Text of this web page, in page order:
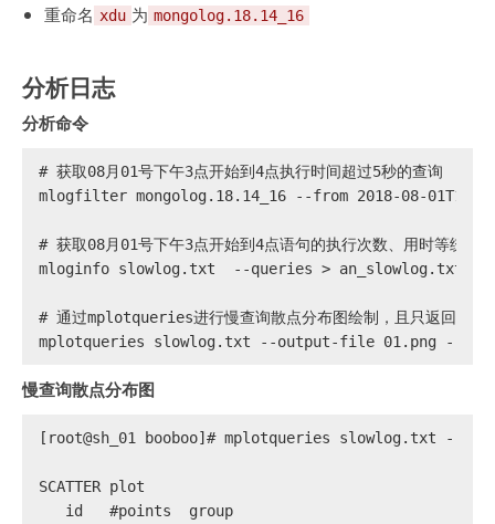
重命名 xdu 为 mongolog.18.14_16
分析日志
分析命令
# 获取08月01号下午3点开始到4点执行时间超过5秒的查询
mlogfilter mongolog.18.14_16 --from 2018-08-
# 获取08月01号下午3点开始到4点语句的执行次数、用时等统计
mloginfo slowlog.txt  --queries > an_slowlog.txt
# 通过mplotqueries进行慢查询散点分布图绘制，且只返回前10
mplotqueries slowlog.txt --output-file 01.png --
慢查询散点分布图
[root@sh_01 booboo]# mplotqueries slowlog.txt
SCATTER plot
   id   #points  group